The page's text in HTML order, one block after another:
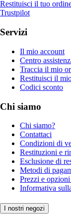
Restituisci il tuo
Trustpilot
Servizi
Il mio account
Centro
Traccia il mio
Restituisci il
Codici sconto
Chi siamo
Chi siamo?
Contattaci
Condizioni di
Restituzioni e
Esclusione di
Metodi di
Prezzi e
Informativa
I nostri negozi